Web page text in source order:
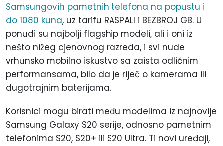
Samsungovih pametnih telefona na popustu i
do 1080 kuna, uz tarifu RASPALI i BEZBROJ GB. U
ponudi su najbolji flagship modeli, ali i oni iz
nešto nižeg cjenovnog razreda, i svi nude
vrhunsko mobilno iskustvo sa zaista odličnim
performansama, bilo da je riječ o kamerama ili
dugotrajnim baterijama.
Korisnici mogu birati među modelima iz najnovije
Samsung Galaxy S20 serije, odnosno pametnim
telefonima S20, S20+ ili S20 Ultra. Ti novi uređaji,